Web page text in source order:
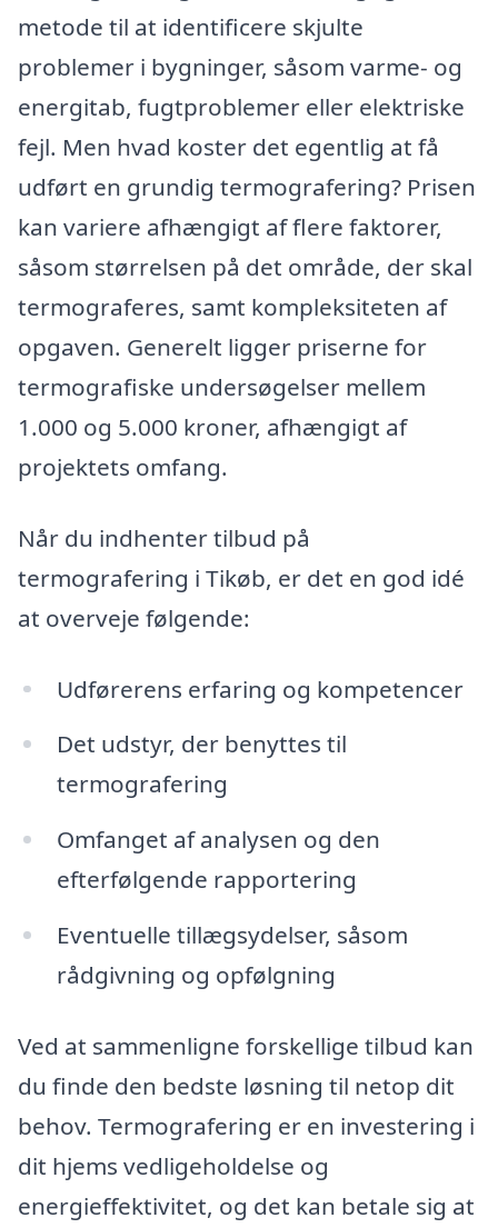
metode til at identificere skjulte
problemer i bygninger, såsom varme- og
energitab, fugtproblemer eller elektriske
fejl. Men hvad koster det egentlig at få
udført en grundig termografering? Prisen
kan variere afhængigt af flere faktorer,
såsom størrelsen på det område, der skal
termograferes, samt kompleksiteten af ​​
opgaven. Generelt ligger priserne for
termografiske undersøgelser mellem
1.000 og 5.000 kroner, afhængigt af
projektets omfang.
Når du indhenter tilbud på
termografering i Tikøb, er det en god idé
at overveje følgende:
Udførerens erfaring og kompetencer
Det udstyr, der benyttes til
termografering
Omfanget af analysen og den
efterfølgende rapportering
Eventuelle tillægsydelser, såsom
rådgivning og opfølgning
Ved at sammenligne forskellige tilbud kan
du finde den bedste løsning til netop dit
behov. Termografering er en investering i
dit hjems vedligeholdelse og
energieffektivitet, og det kan betale sig at